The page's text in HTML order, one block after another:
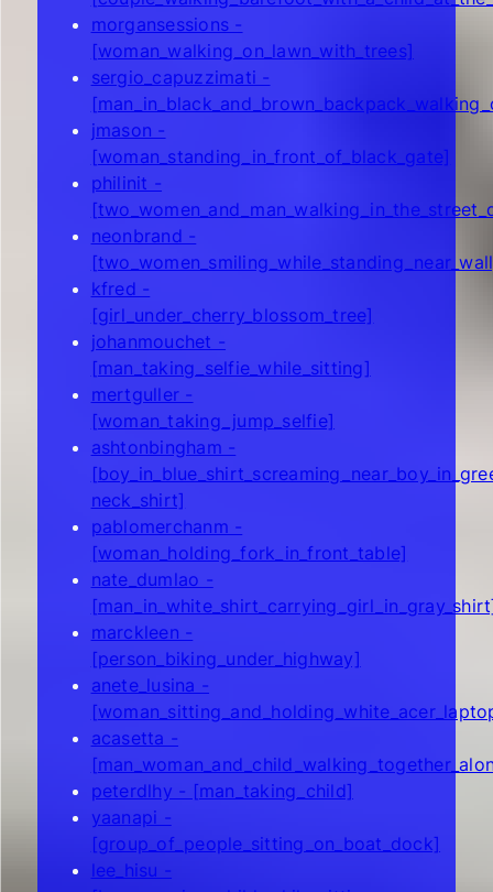
morgansessions -
[woman_walking_on_lawn_with_trees]
sergio_capuzzimati -
jmason -
[woman_standing_in_front_of_black_gate]
philinit -
neonbrand -
kfred -
[girl_under_cherry_blossom_tree]
johanmouchet -
[man_taking_selfie_while_sitting]
mertguller -
[woman_taking_jump_selfie]
ashtonbingham -
neck_shirt]
pablomerchanm -
[woman_holding_fork_in_front_table]
nate_dumlao -
marckleen -
[person_biking_under_highway]
anete_lusina -
acasetta -
peterdlhy - [man_taking_child]
yaanapi -
[group_of_people_sitting_on_boat_dock]
lee_hisu -